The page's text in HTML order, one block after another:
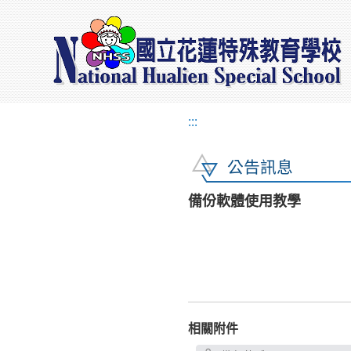
:::
公告訊息
備份軟體使用教學
相關附件